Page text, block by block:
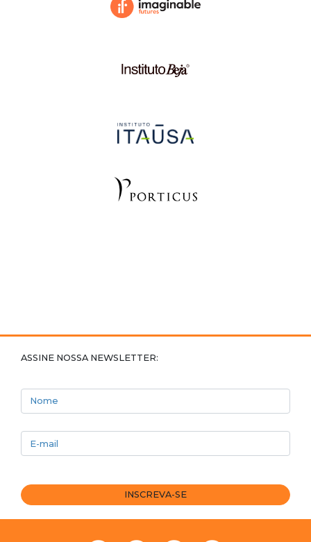
ASSINE NOSSA NEWSLETTER:
Nome
INSCREVA-SE